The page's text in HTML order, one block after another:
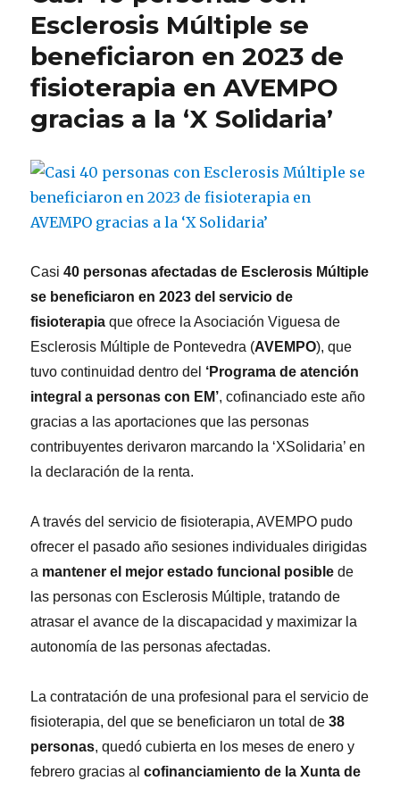
y
la
UVigo
evalúa
los
beneficios
terapéutico
con
personas
Múltiple
Esclerosis Múltiple se
beneficiaron en 2023 de
fisioterapia en AVEMPO
gracias a la ‘X Solidaria’
Casi40 personas afectadas de Esclerosis Múltiple
se beneficiaron en 2023 del servicio de
fisioterapia que ofrece la Asociación Viguesa de
Esclerosis Múltiple de Pontevedra (AVEMPO), que
tuvo continuidad dentro del ‘Programa de atención
integral a personas con EM’, cofinanciado este año
gracias a las aportaciones que las personas
contribuyentes derivaron marcando la ‘XSolidaria’ en
la declaración de la renta.
A través del servicio de fisioterapia, AVEMPO pudo
ofrecer el pasado año sesiones individuales dirigidas
a mantener el mejor estado funcional posible de
las personas con Esclerosis Múltiple, tratando de
atrasar el avance de la discapacidad y maximizar la
autonomía de las personas afectadas.
La contratación de una profesional para el servicio de
fisioterapia, del que se beneficiaron un total de38
personas, quedó cubierta en los meses de enero y
febrero gracias alcofinanciamiento de la Xunta de